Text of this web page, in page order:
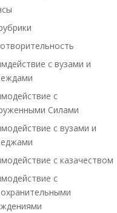
с вузами и
с
Силами
с вузами и
с казачеством
с